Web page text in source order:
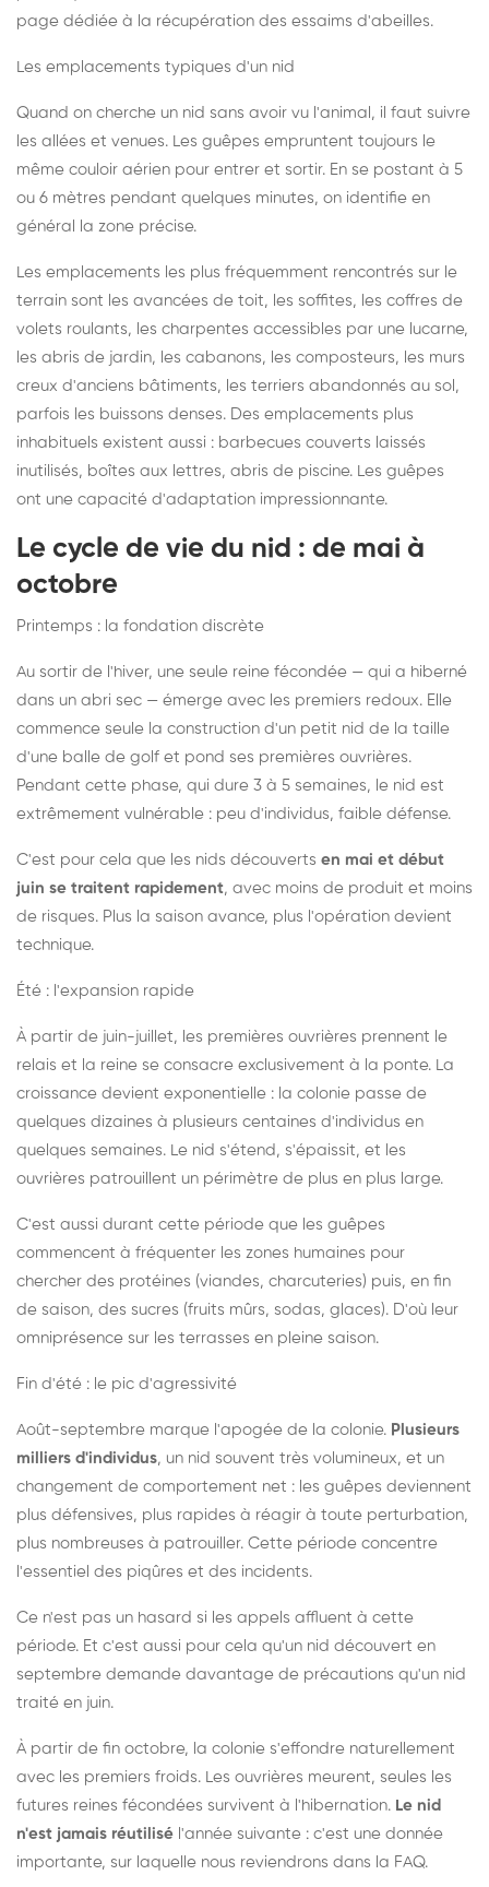
page dédiée à la récupération des essaims d'abeilles.
Les emplacements typiques d'un nid
Quand on cherche un nid sans avoir vu l'animal, il faut suivre
les allées et venues. Les guêpes empruntent toujours le
même couloir aérien pour entrer et sortir. En se postant à 5
ou 6 mètres pendant quelques minutes, on identifie en
général la zone précise.
Les emplacements les plus fréquemment rencontrés sur le
terrain sont les avancées de toit, les soffites, les coffres de
volets roulants, les charpentes accessibles par une lucarne,
les abris de jardin, les cabanons, les composteurs, les murs
creux d'anciens bâtiments, les terriers abandonnés au sol,
parfois les buissons denses. Des emplacements plus
inhabituels existent aussi : barbecues couverts laissés
inutilisés, boîtes aux lettres, abris de piscine. Les guêpes
ont une capacité d'adaptation impressionnante.
Le cycle de vie du nid : de mai à
octobre
Printemps : la fondation discrète
Au sortir de l'hiver, une seule reine fécondée — qui a hiberné
dans un abri sec — émerge avec les premiers redoux. Elle
commence seule la construction d'un petit nid de la taille
d'une balle de golf et pond ses premières ouvrières.
Pendant cette phase, qui dure 3 à 5 semaines, le nid est
extrêmement vulnérable : peu d'individus, faible défense.
C'est pour cela que les nids découverts en mai et début
juin se traitent rapidement, avec moins de produit et moins
de risques. Plus la saison avance, plus l'opération devient
technique.
Été : l'expansion rapide
À partir de juin-juillet, les premières ouvrières prennent le
relais et la reine se consacre exclusivement à la ponte. La
croissance devient exponentielle : la colonie passe de
quelques dizaines à plusieurs centaines d'individus en
quelques semaines. Le nid s'étend, s'épaissit, et les
ouvrières patrouillent un périmètre de plus en plus large.
C'est aussi durant cette période que les guêpes
commencent à fréquenter les zones humaines pour
chercher des protéines (viandes, charcuteries) puis, en fin
de saison, des sucres (fruits mûrs, sodas, glaces). D'où leur
omniprésence sur les terrasses en pleine saison.
Fin d'été : le pic d'agressivité
Août-septembre marque l'apogée de la colonie. Plusieurs
milliers d'individus, un nid souvent très volumineux, et un
changement de comportement net : les guêpes deviennent
plus défensives, plus rapides à réagir à toute perturbation,
plus nombreuses à patrouiller. Cette période concentre
l'essentiel des piqûres et des incidents.
Ce n'est pas un hasard si les appels affluent à cette
période. Et c'est aussi pour cela qu'un nid découvert en
septembre demande davantage de précautions qu'un nid
traité en juin.
À partir de fin octobre, la colonie s'effondre naturellement
avec les premiers froids. Les ouvrières meurent, seules les
futures reines fécondées survivent à l'hibernation. Le nid
n'est jamais réutilisé l'année suivante : c'est une donnée
importante, sur laquelle nous reviendrons dans la FAQ.